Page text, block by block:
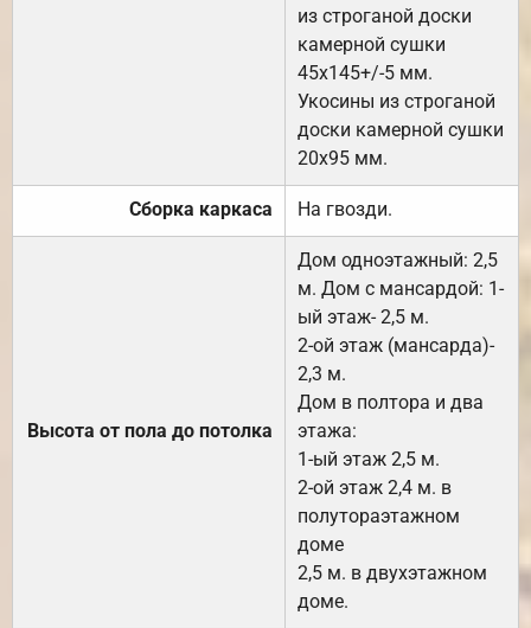
из строганой доски
камерной сушки
45х145+/-5 мм.
Укосины из строганой
доски камерной сушки
20х95 мм.
Сборка каркаса На гвозди.
Высота от пола до потолка
Дом одноэтажный: 2,5
м. Дом с мансардой: 1-
ый этаж- 2,5 м.
2-ой этаж (мансарда)-
2,3 м.
Дом в полтора и два
этажа:
1-ый этаж 2,5 м.
2-ой этаж 2,4 м. в
полутораэтажном
доме
2,5 м. в двухэтажном
доме.